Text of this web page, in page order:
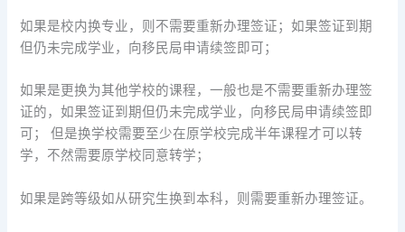
如果是校内换专业，则不需要重新办理签证；如果签证到期
但仍未完成学业，向移民局申请续签即可；
如果是更换为其他学校的课程，一般也是不需要重新办理签
证的，如果签证到期但仍未完成学业，向移民局申请续签即
可； 但是换学校需要至少在原学校完成半年课程才可以转
学，不然需要原学校同意转学；
如果是跨等级如从研究生换到本科，则需要重新办理签证。